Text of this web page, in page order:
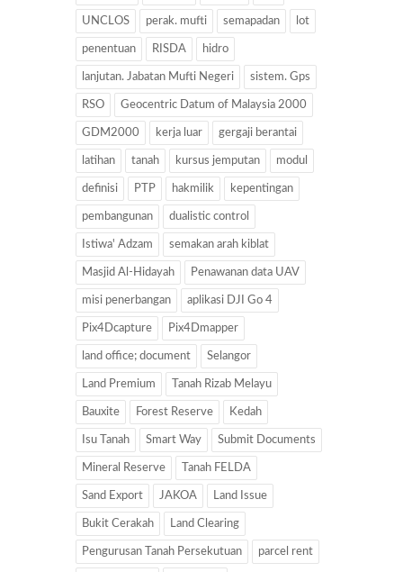
UNCLOS perak. mufti semapadan lot
penentuan RISDA hidro
lanjutan. Jabatan Mufti Negeri sistem. Gps
RSO Geocentric Datum of Malaysia 2000
GDM2000 kerja luar gergaji berantai
latihan tanah kursus jemputan modul
definisi PTP hakmilik kepentingan
pembangunan dualistic control
Istiwa' Adzam semakan arah kiblat
Masjid Al-Hidayah Penawanan data UAV
misi penerbangan aplikasi DJI Go 4
Pix4Dcapture Pix4Dmapper
land office; document Selangor
Land Premium Tanah Rizab Melayu
Bauxite Forest Reserve Kedah
Isu Tanah Smart Way Submit Documents
Mineral Reserve Tanah FELDA
Sand Export JAKOA Land Issue
Bukit Cerakah Land Clearing
Pengurusan Tanah Persekutuan parcel rent